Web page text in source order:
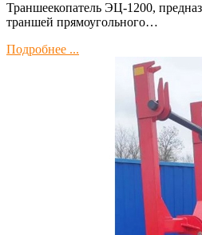
Траншеекопатель ЭЦ-1200,
траншей прямоугольного…
Подробнее ...